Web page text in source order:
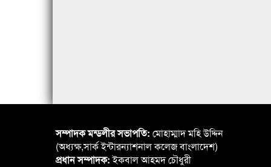
সম্পাদক মন্ডলীর সভাপতি: মোহাম্মাদ মহি উদ্দিন
(অধ্যক্ষ,সার্ক ইন্টারন্যাশনাল কলেজ বাংলাদেশ)
প্রধান সম্পাদক:ইকবাল আহমদ চৌধুরী